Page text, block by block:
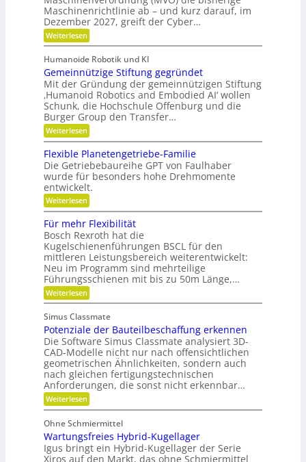
f
b
r
n
c
h
e
a
u
s
g
e
i
c
h
e
l
o
s
R
o
u
t
e
g
e
n
e
r
a
t
i
o
n
-
S
e
n
s
o
r
e
n
f
ü
r
R
o
b
o
t
e
r
g
r
e
f
e
r
Maschinenrichtlinie ab – und kurz darauf, im
Dezember 2027, greift der Cyber…
Weiterlesen:
Z
e
i
F
r
i
s
t
e
n
,
e
i
n
e
V
e
a
n
t
w
o
r
t
u
n
Humanoide Robotik und KI
Gemeinnützige Stiftung gegründet
Mit der Gründung der gemeinnützigen Stiftung
‚Humanoid Robotics and Embodied AI‘ wollen
Schunk, die Hochschule Offenburg und die
Burger Group den Transfer…
Weiterlesen:
G
e
m
e
i
n
n
ü
z
i
g
e
S
t
i
f
t
n
g
g
e
g
r
ü
n
d
e
Flexible Planetengetriebe-Familie
Die Getriebebaureihe GPT von Faulhaber
wurde für besonders hohe Drehmomente
entwickelt.
Weiterlesen:
F
e
x
i
b
l
e
P
l
a
n
t
e
n
g
e
t
r
i
e
b
e
-
F
a
Für mehr Flexibilität
Bosch Rexroth hat die
Kugelschienenführungen BSCL für den
mittleren Leistungsbereich weiterentwickelt:
Neu im Programm sind mehrteilige
Führungsschienen mit bis zu 50m Länge,…
Weiterlesen:
F
r
m
e
h
r
F
l
e
x
i
i
l
i
t
Simus Classmate
Potenziale der Bauteilbeschaffung erkennen
Die Software Simus Classmate analysiert 3D-
CAD-Modelle nicht nur nach offensichtlichen
geometrischen Ähnlichkeiten, sondern auch
nach gleichen fertigungstechnischen
Anforderungen, die sonst nicht erkennbar…
Weiterlesen:
P
t
e
n
z
Ohne Schmiermittel
Wartungsfreies Hybrid-Kugellager
Igus bringt ein Hybrid-Kugellager der Serie
Xiros auf den Markt, das ohne Schmiermittel